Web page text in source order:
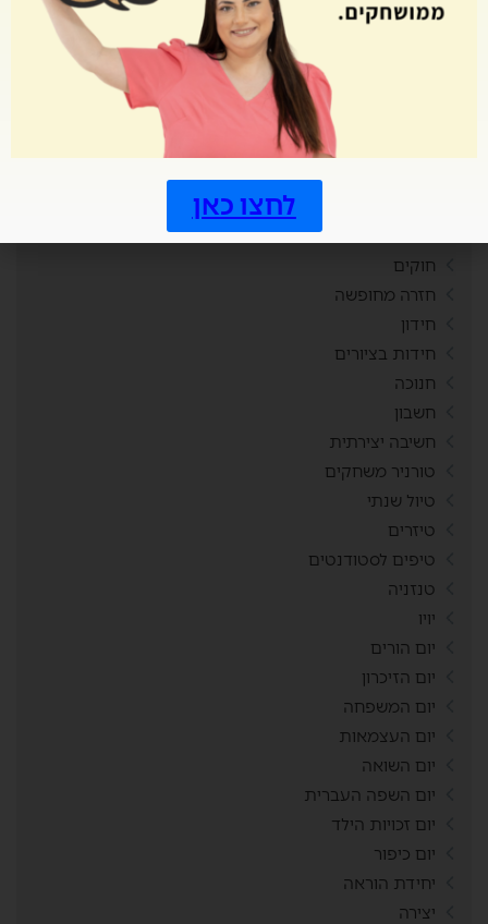
זיכרון רגשות
חוקים
חזרה מחופשה
חידון
חידות בציורים
חנוכה
חשבון
חשיבה יצירתית
טורניר משחקים
טיול שנתי
טיזרים
טיפים לסטודנטים
טנזניה
יויו
יום הורים
יום הזיכרון
יום המשפחה
יום העצמאות
יום השואה
יום השפה העברית
יום זכויות הילד
יום כיפור
יחידת הוראה
יצירה
לחצו כאן